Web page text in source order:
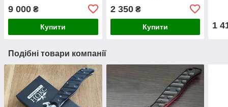
9 000 ₴
Купити
2 350₴
Купити 1
Подібні товари компанії